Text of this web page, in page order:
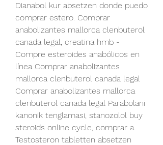
Dianabol kur absetzen donde puedo
comprar estero. Comprar
anabolizantes mallorca clenbuterol
canada legal, creatina hmb -
Compre esteroides anabólicos en
línea Comprar anabolizantes
mallorca clenbuterol canada legal
Comprar anabolizantes mallorca
clenbuterol canada legal Parabolani
kanonik tenglamasi, stanozolol buy
steroids online cycle, comprar a.
Testosteron tabletten absetzen